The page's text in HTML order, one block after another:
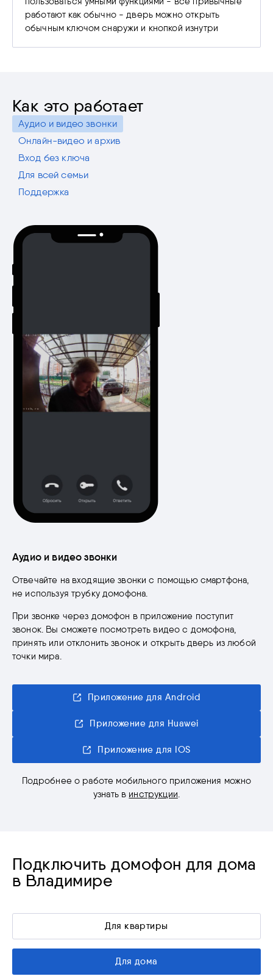
работают как обычно - дверь можно открыть
обычным ключом снаружи и кнопкой изнутри
Как это работает
Аудио и видео звонки
Онлайн-видео и архив
Вход без ключа
Для всей семьи
Поддержка
Аудио и видео звонки
Отвечайте на входящие звонки с помощью смартфона,
не используя трубку домофона.
При звонке через домофон в приложение поступит
звонок. Вы сможете посмотреть видео с домофона,
принять или отклонить звонок и открыть дверь из любой
точки мира.
Приложение для Android
Приложение для Huawei
Приложение для IOS
Подробнее о работе мобильного приложения можно
узнать в инструкции.
Подключить домофон для дома
в Владимире
Для квартиры
Для дома